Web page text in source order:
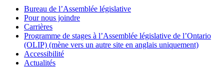
Bureau de l’Assemblée législative
Pour nous joindre
Carrières
Programme de stages à l’Assemblée législative de l’Ontario
(OLIP) (mène vers un autre site en anglais uniquement)
Accessibilité
Actualités